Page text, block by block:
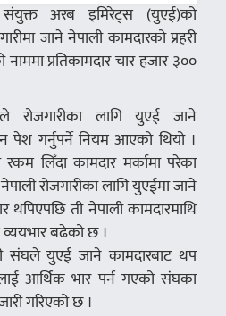
अरब इमिरेट्स (युएई)को
जाने नेपाली कामदारको प्रहरी
प्रतिकामदार चार हजार ३००
लागि युएई जाने
पेश गर्नुपर्ने नियम आएको थियो ।
लिँदा कामदार मर्कामा परेका
रोजगारीका लागि युएईमा जाने
ती नेपाली कामदारमाथि
बढेको छ ।
संघले युएई जाने कामदारबाट थप
आर्थिक भार पर्न गएको संघका
गरिएको छ ।